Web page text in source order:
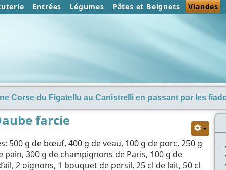
Entrées Légumes Pâtes et Beignets Viandes
Corse du Figatellu au Canistrelli en passant par les
farcie
500 g de bœuf, 400 g de veau, 100 g de porc, 250 g
pain, 300 g de champignons de Paris, 100 g de
2 oignons, 1 bouquet de persil, 25 cl de lait, 50 cl